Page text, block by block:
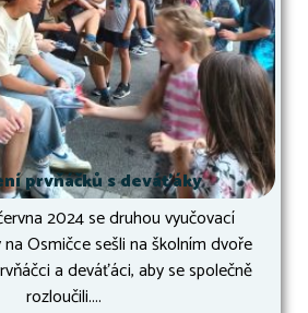
prvňáčků s deváťáky
2024 se druhou vyučovací
Osmičce sešli na školním dvoře
a deváťáci, aby se společně
rozloučili....